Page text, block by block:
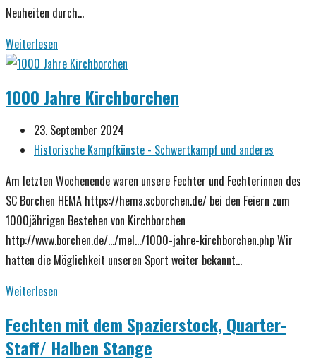
Neuheiten durch…
Weiterlesen
FECIT
1000 Jahre Kirchborchen
Beitrag
veröffentlicht:
23. September 2024
Beitrags-
Historische Kampfkünste - Schwertkampf und anderes
Am letzten Wochenende waren unsere Fechter und Fechterinnen des
SC Borchen HEMA https://hema.scborchen.de/ bei den Feiern zum
1000jährigen Bestehen von Kirchborchen
http://www.borchen.de/.../mel.../1000-jahre-kirchborchen.php Wir
hatten die Möglichkeit unseren Sport weiter bekannt…
Weiterlesen
Kirchborchen
Fechten mit dem Spazierstock, Quarter-
Staff/ Halben Stange